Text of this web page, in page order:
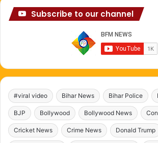
Subscribe to our channel
#viral video Bihar News Bihar Police
BJP Bollywood Bollywood News
Cricket News Crime News Donald Trump